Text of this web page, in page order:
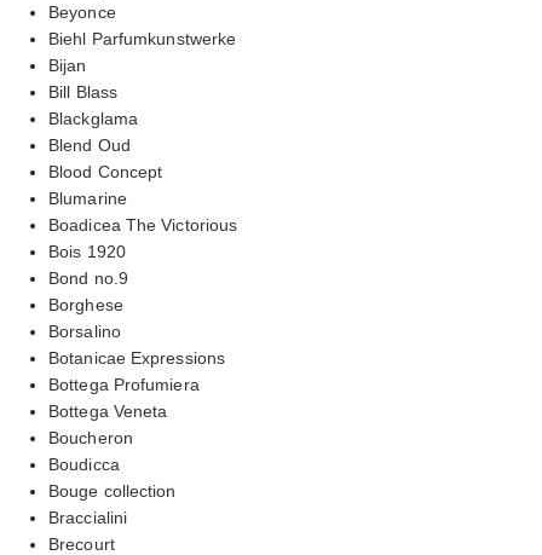
Beyonce
Biehl Parfumkunstwerke
Bijan
Bill Blass
Blackglama
Blend Oud
Blood Concept
Blumarine
Boadicea The Victorious
Bois 1920
Bond no.9
Borghese
Borsalino
Botanicae Expressions
Bottega Profumiera
Bottega Veneta
Boucheron
Boudicca
Bouge collection
Braccialini
Brecourt